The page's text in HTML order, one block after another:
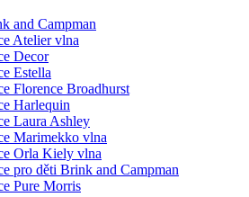
and Campman
Atelier vlna
Decor
Estella
Florence Broadhurst
Harlequin
Laura Ashley
Marimekko vlna
Orla Kiely vlna
pro děti Brink and Campman
Pure Morris